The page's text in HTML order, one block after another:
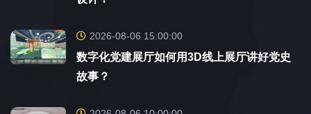
2026-08-06 15:00:00
数字化党建展厅如何用3D线上展厅讲好党史
故事？